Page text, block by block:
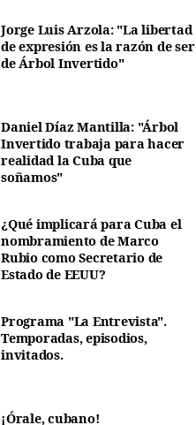
Jorge Luis Arzola: "La libertad
de expresión es la razón de ser
de Árbol Invertido"
Daniel Díaz Mantilla: "Árbol
Invertido trabaja para hacer
realidad la Cuba que
soñamos"
¿Qué implicará para Cuba el
nombramiento de Marco
Rubio como Secretario de
Estado de EEUU?
Programa "La Entrevista".
Temporadas, episodios,
invitados.
¡Órale, cubano!